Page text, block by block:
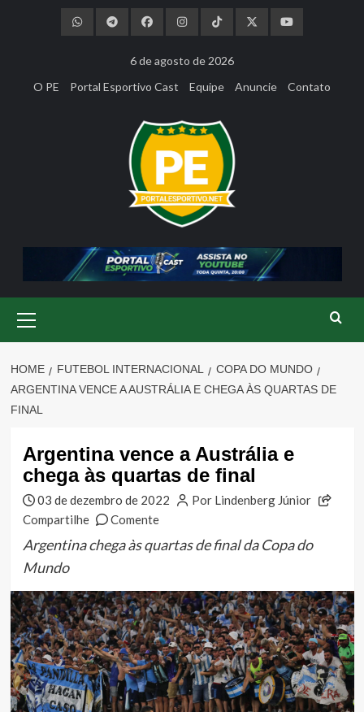
6 de agosto de 2026
O PE
Portal Esportivo Cast Equipe Anuncie Contato
Menu
HOME FUTEBOL INTERNACIONAL
COPA DO MUNDO
ARGENTINA VENCE A AUSTRÁLIA E CHEGA ÀS QUARTAS DE
FINAL
Argentina vence a Austrália e
chega às quartas de final
03 de dezembro de 2022
Por Lindenberg Júnior
Compartilhe
Comente
Argentina chega às quartas de final da Copa do
Mundo